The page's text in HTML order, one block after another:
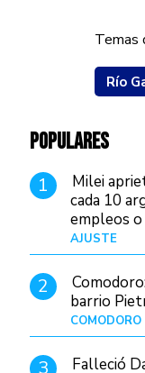
Temas
Río
POPULARES
1
Milei
cada 10
empleos o
AJUSTE
2
barrio
Falleció